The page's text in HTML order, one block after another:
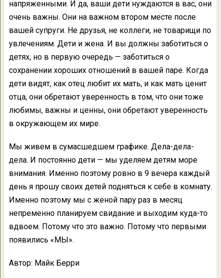
напряженными. И да, ваши дети нуждаются в вас, они
очень важны. Они на важном втором месте после
вашей супруги. Не друзья, не коллеги, не товарищи по
увлечениям. Дети и жена. И вы должны заботиться о
детях, но в первую очередь — заботиться о
сохранении хороших отношений в вашей паре. Когда
дети видят, как отец любит их мать, и как мать ценит
отца, они обретают уверенность в том, что они тоже
любимы, важны и ценны, они обретают уверенность
в окружающем их мире.
Мы живем в сумасшедшем графике. Дела-дела-
дела. И постоянно дети — мы уделяем детям море
внимания. Именно поэтому ровно в 9 вечера каждый
день я прошу своих детей подняться к себе в комнату.
Именно поэтому мы с женой пару раз в месяц
непременно планируем свидание и выходим куда-то
вдвоем. Потому что это важно. Потому что первыми
появились «МЫ».
Автор: Майк Берри